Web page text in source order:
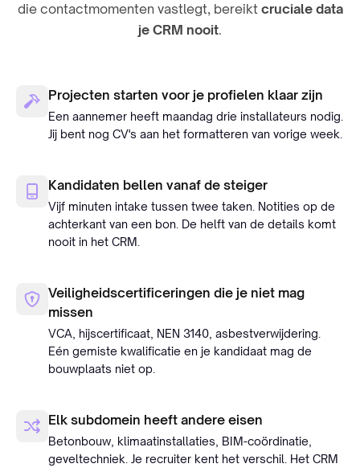
die contactmomenten vastlegt, bereikt cruciale data
je CRM nooit.
Projecten starten voor je profielen klaar zijn
Een aannemer heeft maandag drie installateurs nodig.
Jij bent nog CV's aan het formatteren van vorige week.
Kandidaten bellen vanaf de steiger
Vijf minuten intake tussen twee taken. Notities op de
achterkant van een bon. De helft van de details komt
nooit in het CRM.
Veiligheidscertificeringen die je niet mag
missen
VCA, hijscertificaat, NEN 3140, asbestverwijdering.
Eén gemiste kwalificatie en je kandidaat mag de
bouwplaats niet op.
Elk subdomein heeft andere eisen
Betonbouw, klimaatinstallaties, BIM-coördinatie,
geveltechniek. Je recruiter kent het verschil. Het CRM